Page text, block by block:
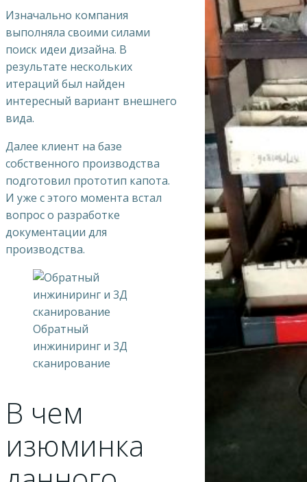
Изначально компания
выполняла своими силами
поиск идеи дизайна. В
результате нескольких
итераций был найден
интересный вариант внешнего
вида.
Далее клиент на базе
собственного производства
подготовил прототип капота.
И уже с этого момента встал
вопрос о разработке
документации для
производства.
Обратный
инжиниринг и 3Д
сканирование
В чем
изюминка